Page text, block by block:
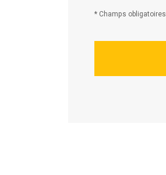
* Champs obligatoires